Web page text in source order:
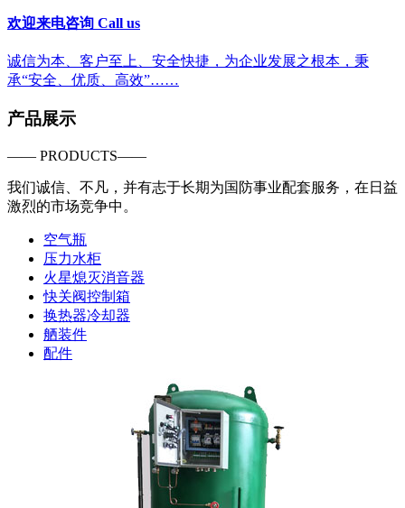
欢迎来电咨询 Call us
诚信为本、客户至上、安全快捷，为企业发展之根本，秉
承“安全、优质、高效”……
产品展示
—— PRODUCTS——
我们诚信、不凡，并有志于长期为国防事业配套服务，在日益
激烈的市场竞争中。
空气瓶
压力水柜
火星熄灭消音器
快关阀控制箱
换热器冷却器
舾装件
配件